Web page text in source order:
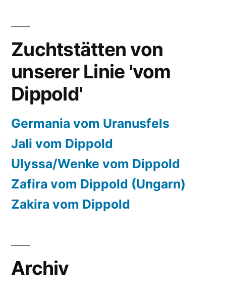
Zuchtstätten von
unserer Linie 'vom
Dippold'
Germania vom Uranusfels
Jali vom Dippold
Ulyssa/Wenke vom Dippold
Zafira vom Dippold (Ungarn)
Zakira vom Dippold
Archiv